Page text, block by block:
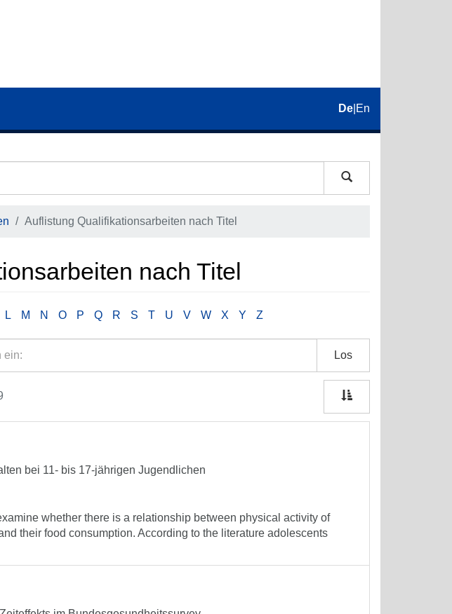
De En
Auflistung Qualifikationsarbeiten nach Titel
nach Titel
L M N O P Q R S T U V W X Y Z
Los
bei 11- bis 17-jährigen Jugendlichen
whether there is a relationship between physical activity of
their food consumption. According to the literature adolescents